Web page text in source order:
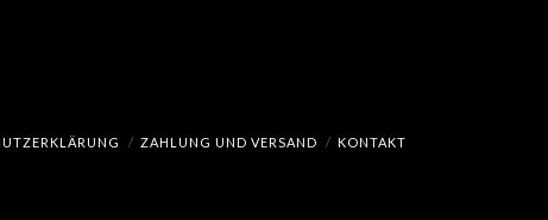
ZAHLUNG UND VERSAND
KONTAKT